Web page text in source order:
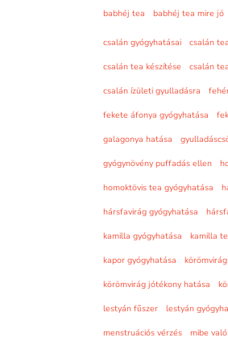
babhéj tea babhéj tea mire jó
csalán gyógyhatásai
csalán
csalán tea készítése
csalán
csalán ízületi gyulladásra
fekete áfonya gyógyhatása
galagonya hatása
gyógynövény puffadás ellen
homoktövis tea gyógyhatása
hársfavirág gyógyhatása
kamilla gyógyhatása
kamilla
kapor gyógyhatása
körömvirág jótékony hatása
lestyán fűszer
lestyán
menstruációs vérzés
mibe